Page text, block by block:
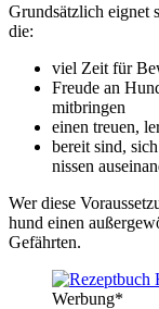
Grund­sätz­lich eig­net
die:
viel Zeit für
Freu­de an
mit­brin­gen
einen treu­en,
bereit sind,
nis­sen
Wer die­se
hund einen
Gefähr­ten.
Wer­bung*